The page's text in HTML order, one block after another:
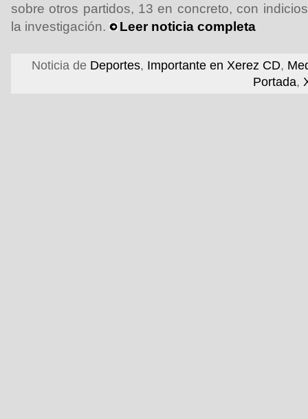
sobre otros partidos, 13 en concreto, con
la investigación.
Leer noticia completa
Noticia de Deportes, Importante en Xerez CD,
Portada,